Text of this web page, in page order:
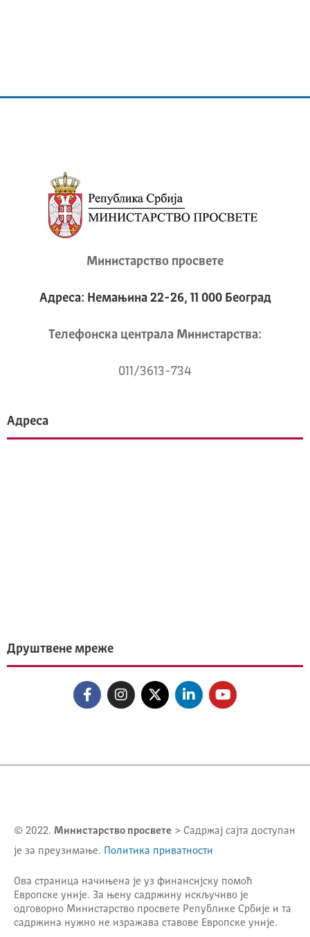
Министарство просвете
Адреса: Немањина 22-26, 11 000 Београд
Телeфонска централа Mинистарства:
011/3613-734
Адреса
Друштвене мреже
© 2022. Министарство просвете > Садржај сајта доступан
је за преузимање.
Политика приватности
Ова страница начињена је уз финансијску помоћ
Европске уније. За њену садржину искључиво је
одговорно Министарство просвете Републике Србије и та
садржина нужно не изражава ставове Европске уније.